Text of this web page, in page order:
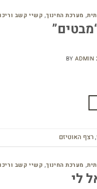
, מערכת החינוך, קשיי קשב
BYADMIN
,רצף האוטיזם
, מערכת החינוך, קשיי קשב
לי